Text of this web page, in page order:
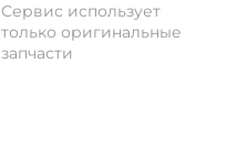
Сервис использует
только оригинальные
запчасти